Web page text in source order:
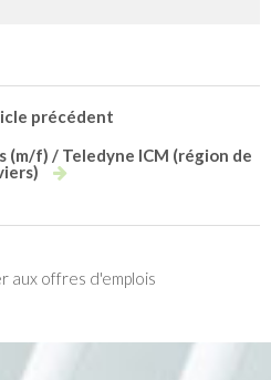
précédent
(m/f) / Teledyne ICM (région de
aux offres d'emplois